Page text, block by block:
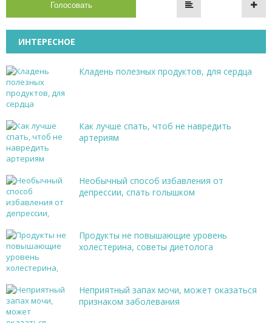
Голосовать
ИНТЕРЕСНОЕ
Кладень полезных продуктов, для сердца
Как лучше спать, чтоб не навредить
артериям
Необычный способ избавления от
депрессии, спать голышком
Продукты не повышающие уровень
холестерина, советы диетолога
Неприятный запах мочи, может оказаться
признаком заболевания